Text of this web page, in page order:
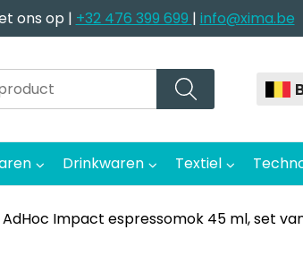
ons op | +32 476 399 699 | info@xima.be
Drinkwaren Textiel
AdHoc Impact espressomok 45 ml, set